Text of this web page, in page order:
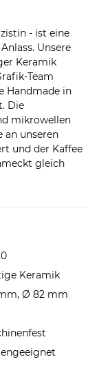
- ist eine
Unsere
Keramik
Team
Handmade in
Die
mikrowellen
an unseren
und der Kaffee
gleich
Keramik
Ø 82 mm